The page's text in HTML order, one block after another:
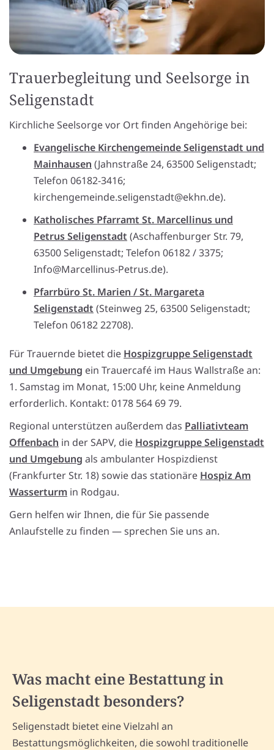
Trauerbegleitung und Seelsorge in
Seligenstadt
Kirchliche Seelsorge vor Ort finden Angehörige bei:
Evangelische Kirchengemeinde Seligenstadt und
Mainhausen (Jahnstraße 24, 63500 Seligenstadt;
Telefon 06182-3416;
kirchengemeinde.seligenstadt@ekhn.de).
Katholisches Pfarramt St. Marcellinus und
Petrus Seligenstadt (Aschaffenburger Str. 79,
63500 Seligenstadt; Telefon 06182 / 3375;
Info@Marcellinus-Petrus.de).
Pfarrbüro St. Marien / St. Margareta
Seligenstadt (Steinweg 25, 63500 Seligenstadt;
Telefon 06182 22708).
Für Trauernde bietet die Hospizgruppe Seligenstadt
und Umgebung ein Trauercafé im Haus Wallstraße an:
1. Samstag im Monat, 15:00 Uhr, keine Anmeldung
erforderlich. Kontakt: 0178 564 69 79.
Regional unterstützen außerdem das Palliativteam
Offenbach in der SAPV, die Hospizgruppe Seligenstadt
und Umgebung als ambulanter Hospizdienst
(Frankfurter Str. 18) sowie das stationäre Hospiz Am
Wasserturm in Rodgau.
Gern helfen wir Ihnen, die für Sie passende
Anlaufstelle zu finden — sprechen Sie uns an.
Was macht eine Bestattung in
Seligenstadt besonders?
Seligenstadt bietet eine Vielzahl an
Bestattungsmöglichkeiten, die sowohl traditionelle